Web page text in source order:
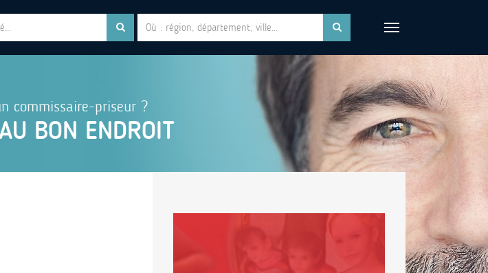
commissaire-priseur ?
BON ENDROIT